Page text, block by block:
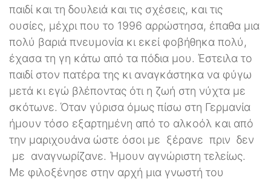
παιδί και τη δουλειά και τις σχέσεις, και τις
ουσίες, μέχρι που το 1996 αρρώστησα, έπαθα μια
πολύ βαριά πνευμονία κι εκεί φοβήθηκα πολύ,
έχασα τη γη κάτω από τα πόδια μου. Έστειλα το
παιδί στον πατέρα της κι αναγκάστηκα να φύγω
μετά κι εγώ βλέποντας ότι η ζωή στη νύχτα με
σκότωνε. Όταν γύρισα όμως πίσω στη Γερμανία
ήμουν τόσο εξαρτημένη από το αλκοόλ και από
την μαριχουάνα ώστε όσοι με ξέρανε πριν δεν
με αναγνωρίζανε. Ήμουν αγνώριστη τελείως.
Με φιλοξένησε στην αρχή μια γνωστή του